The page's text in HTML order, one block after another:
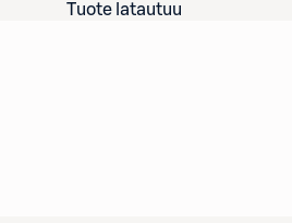
Tuote latautuu